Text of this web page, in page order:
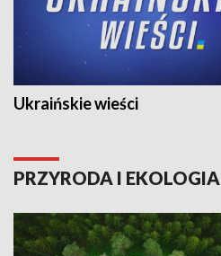
Ukraińskie wieści
PRZYRODA I EKOLOGIA